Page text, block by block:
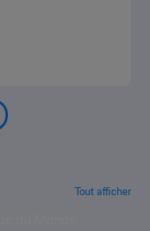
Tout afficher